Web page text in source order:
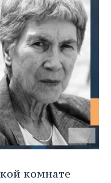
комнате